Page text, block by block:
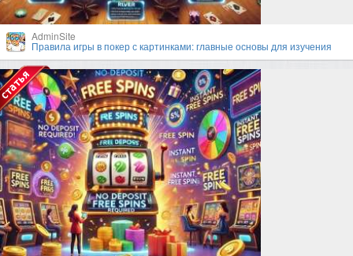
AdminSite
Правила игры в покер с картинками: главные основы для изучения